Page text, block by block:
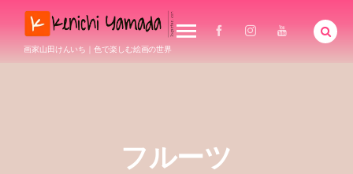
画家山田けんいち｜色で楽しむ絵画の世界
フルーツ